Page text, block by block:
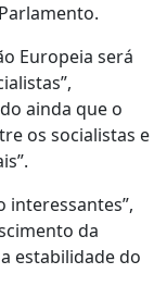
Europeia será
ainda que o
os socialistas e
interessantes”,
da
estabilidade do